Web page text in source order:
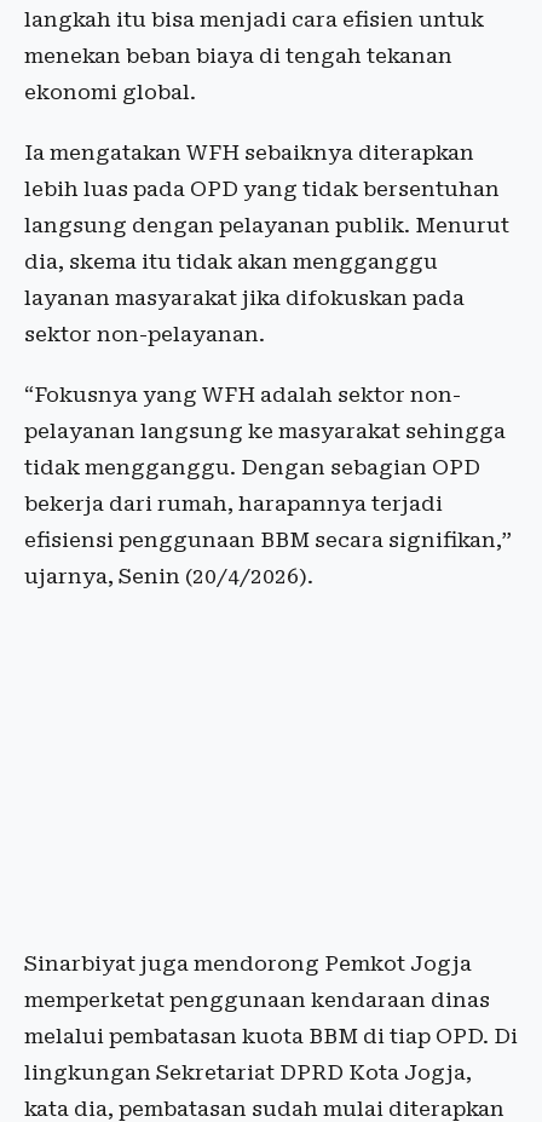
langkah itu bisa menjadi cara efisien untuk
menekan beban biaya di tengah tekanan
ekonomi global.
Ia mengatakan WFH sebaiknya diterapkan
lebih luas pada OPD yang tidak bersentuhan
langsung dengan pelayanan publik. Menurut
dia, skema itu tidak akan mengganggu
layanan masyarakat jika difokuskan pada
sektor non-pelayanan.
“Fokusnya yang WFH adalah sektor non-
pelayanan langsung ke masyarakat sehingga
tidak mengganggu. Dengan sebagian OPD
bekerja dari rumah, harapannya terjadi
efisiensi penggunaan BBM secara signifikan,”
ujarnya, Senin (20/4/2026).
Sinarbiyat juga mendorong Pemkot Jogja
memperketat penggunaan kendaraan dinas
melalui pembatasan kuota BBM di tiap OPD. Di
lingkungan Sekretariat DPRD Kota Jogja,
kata dia, pembatasan sudah mulai diterapkan